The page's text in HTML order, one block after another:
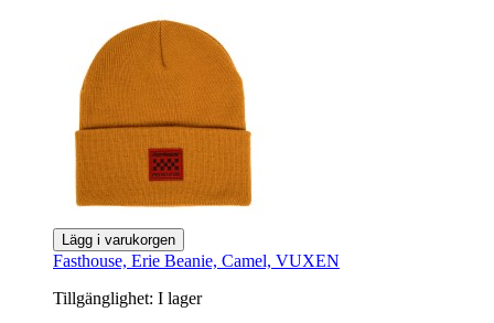
Lägg i varukorgen
Fasthouse, Erie Beanie, Camel, VUXEN
Tillgänglighet: I lager